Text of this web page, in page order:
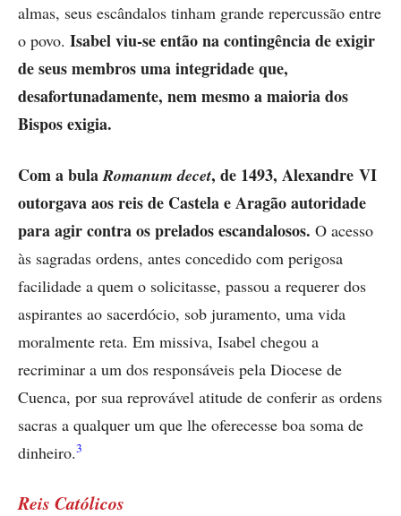
almas, seus escândalos tinham grande repercussão entre
o povo. Isabel viu-se então na contingência de exigir
de seus membros uma integridade que,
desafortunadamente, nem mesmo a maioria dos
Bispos exigia.
Com a bulaRomanum decet, de 1493, Alexandre VI
outorgava aos reis de Castela e Aragão autoridade
para agir contra os prelados escandalosos. O acesso
às sagradas ordens, antes concedido com perigosa
facilidade a quem o solicitasse, passou a requerer dos
aspirantes ao sacerdócio, sob juramento, uma vida
moralmente reta. Em missiva, Isabel chegou a
recriminar a um dos responsáveis pela Diocese de
Cuenca, por sua reprovável atitude de conferir as ordens
sacras a qualquer um que lhe oferecesse boa soma de
dinheiro.3
Reis Católicos